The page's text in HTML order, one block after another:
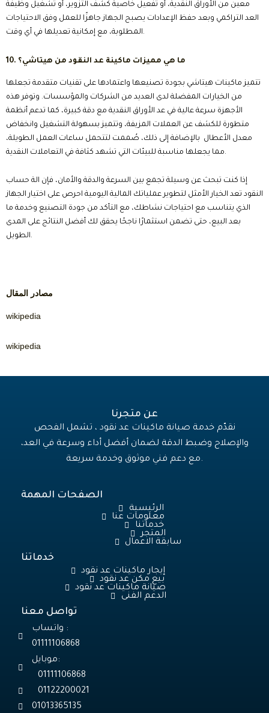
معين من الأوراق النقدية، أو تفعيل خاصية كشف التزوير، أو تشغيل وظيفة
العد التراكمي وبعد حفظ الإعدادات يصبح الجهاز جاهزًا للعمل وفق الاحتياجات
المطلوبة، مع إمكانية تعديلها في أي وقت.
10. ما هي مميزات ماكينة عد النقود من هيتاشي؟
تتميز ماكينات هيتاشي بجودة تصنيعها واعتمادها على تقنيات متقدمة تجعلها
من الخيارات المفضلة لدى العديد من الشركات والمؤسسات. وتوفر هذه
الأجهزة سرعة عالية في عد الأوراق النقدية مع دقة كبيرة، كما تدعم أنظمة
متطورة للكشف عن العملات المزيفة، وتتميز بسهولة التشغيل وانخفاض
معدل الأعطال بالإضافة إلى ذلك، صُممت لتتحمل ساعات العمل الطويلة،
مما يجعلها مناسبة للبيئات التي تشهد كثافة في التعاملات النقدية.
إذا كنت تبحث عن وسيلة تجمع بين السرعة والدقة والأمان، فإن الة حساب
النقود تعد الخيار الأمثل لتطوير عملياتك المالية اليومية احرص على اختيار الجهاز
الذي يتناسب مع احتياجات نشاطك، مع التأكد من جودة التصنيع وخدمة ما
بعد البيع، حتى تضمن استثمارًا ناجحًا يحقق لك أفضل النتائج على المدى
الطويل.
مصادر المقال
wikipedia
wikipedia
عن متجرنا
نقدّم خدمة صيانة ماكينات عد نقود ، تشمل الفحص
والإصلاح وضبط الدقة لضمان أفضل أداء وسرعة في العد،
مع دعم فني موثوق وخدمة سريعة.
الصفحات المهمة
الرئيسية
معلومات عنا
خدماتنا
المتجر
سابقة الاعمال
خدماتنا
إيجار ماكينات عد نقود
بيع مكن عد نقود
صيانة ماكينات عد نقود
الدعم الفنى
تواصل معنا
واتساب :
01111106868
موبايل:
01111106868
01122200021
01013365135